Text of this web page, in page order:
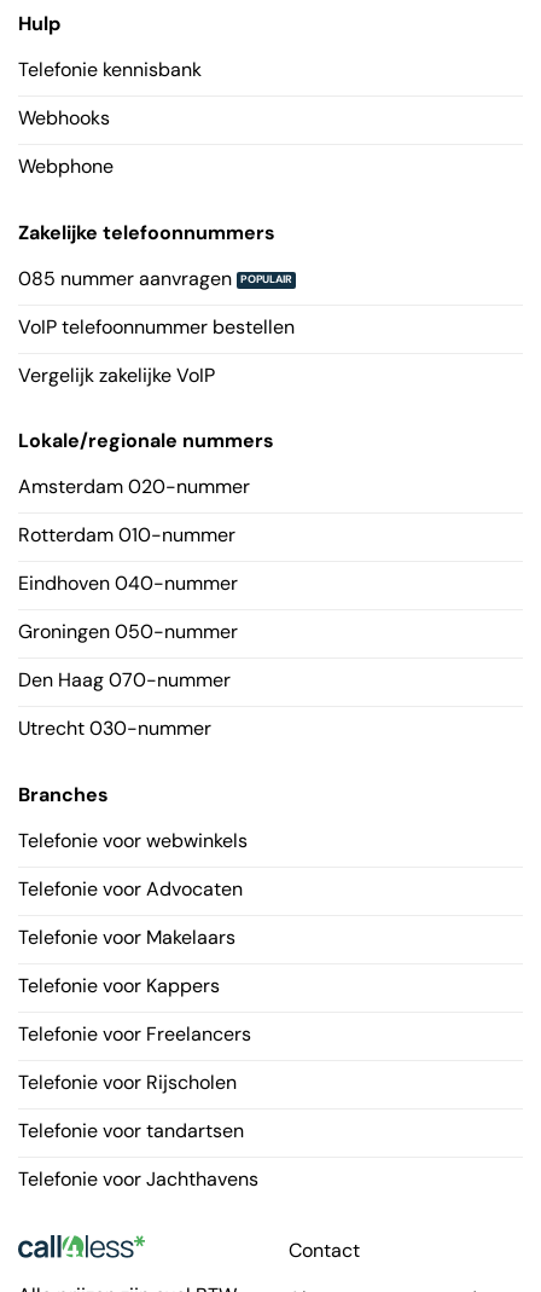
Hulp
Telefonie kennisbank
Webhooks
Webphone
Zakelijke telefoonnummers
085 nummer aanvragen
VoIP telefoonnummer bestellen
Vergelijk zakelijke VoIP
Lokale/regionale nummers
Amsterdam 020-nummer
Rotterdam 010-nummer
Eindhoven 040-nummer
Groningen 050-nummer
Den Haag 070-nummer
Utrecht 030-nummer
Branches
Telefonie voor webwinkels
Telefonie voor Advocaten
Telefonie voor Makelaars
Telefonie voor Kappers
Telefonie voor Freelancers
Telefonie voor Rijscholen
Telefonie voor tandartsen
Telefonie voor Jachthavens
Contact